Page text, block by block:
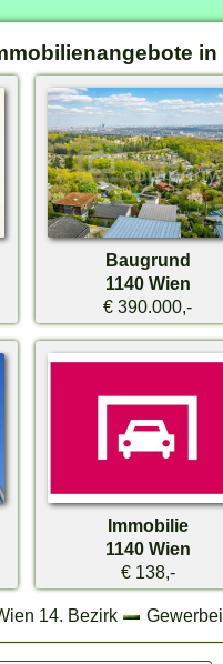
Baugrund
1140 Wien
€ 390.000,-
Immobilie
1140 Wien
€ 138,-
14. Bezirk